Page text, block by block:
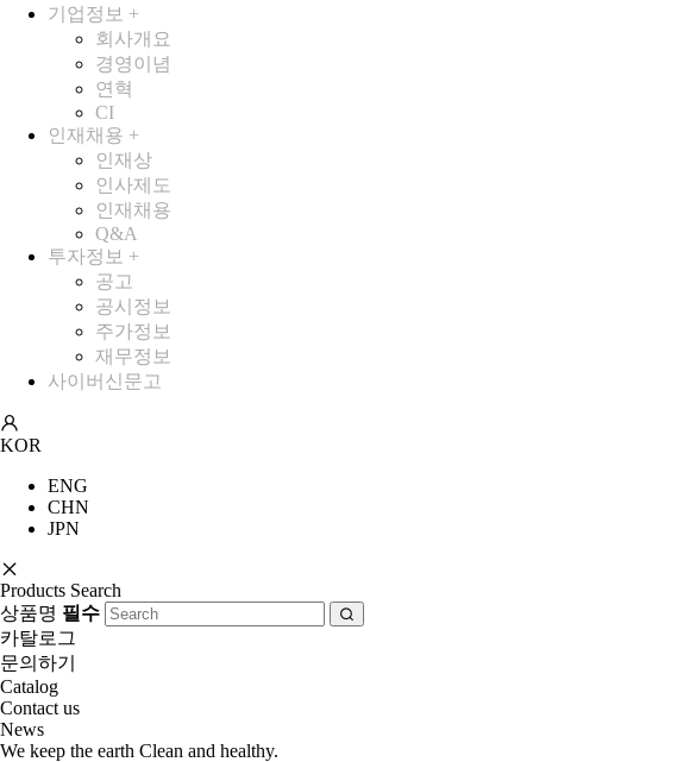
기업정보 +
회사개요
경영이념
연혁
CI
인재채용 +
인재상
인사제도
인재채용
Q&A
투자정보 +
공고
공시정보
주가정보
재무정보
사이버신문고
KOR
ENG
CHN
JPN
Products Search
상품명 필수
카탈로그
문의하기
Catalog
Contact us
News
We keep the earth Clean and healthy.